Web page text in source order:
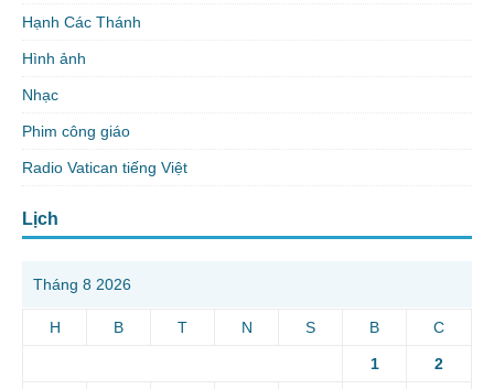
Hạnh Các Thánh
Hình ảnh
Nhạc
Phim công giáo
Radio Vatican tiếng Việt
Lịch
Tháng 8 2026
H B T N S B C
1 2